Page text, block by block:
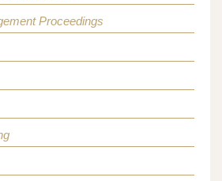
Proceedings